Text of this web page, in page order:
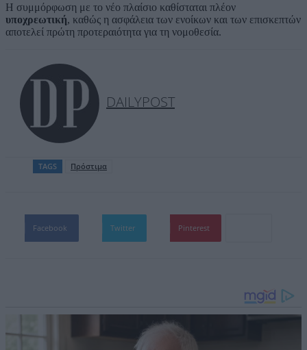
Η συμμόρφωση με το νέο πλαίσιο καθίσταται πλέον
υποχρεωτική, καθώς η ασφάλεια των ενοίκων και των επισκεπτών
αποτελεί πρώτη προτεραιότητα για τη νομοθεσία.
DAILYPOST
TAGS Πρόστιμα
Facebook Twitter Pinterest